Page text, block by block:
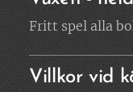
Fritt spel alla
Villkor vid